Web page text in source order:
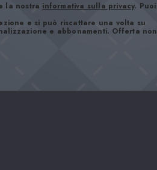
la nostra informativa sulla privacy. Puoi
e si può riscattare una volta su
e abbonamenti. Offerta non